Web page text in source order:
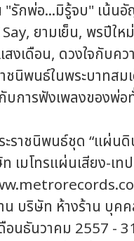
"รักพ่อ...มิรู้จบ" เน้
ยามเย็น, พรปีใ
งเดือน, ดวงใจกับ
ชนิพนธ์ในพระบาทส
บการฟังเพลงของ
นิพนธ์ชุด “แผ่นดิน
เมโทรแผ่นเสียง-
น บริษัท ห้างร้าน บุ
อนธันวาคม 2557 -